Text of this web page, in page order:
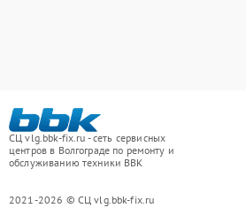
СЦ vlg.bbk-fix.ru - сеть сервисных
центров в Волгограде по ремонту и
обслуживанию техники BBK
2021-2026 © СЦ vlg.bbk-fix.ru